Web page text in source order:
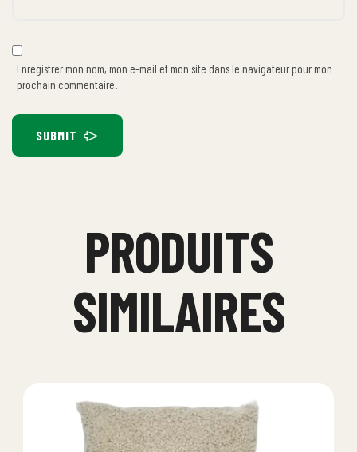
Enregistrer mon nom, mon e-mail et mon site dans le navigateur pour mon
prochain commentaire.
SUBMIT
PRODUITS
SIMILAIRES